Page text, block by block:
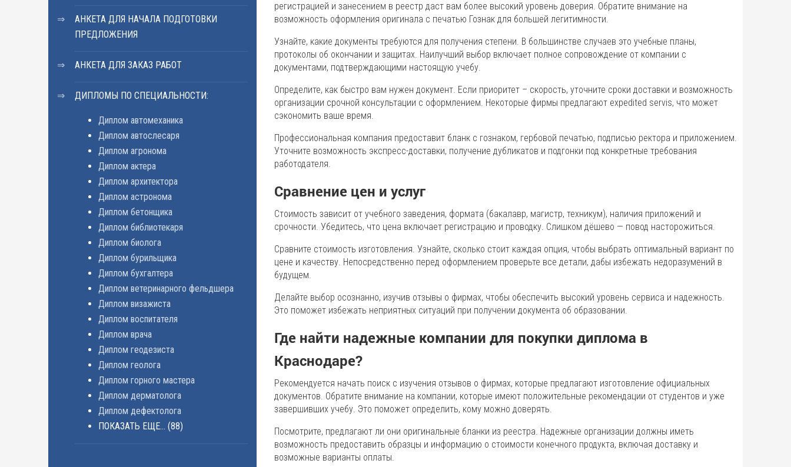
АНКЕТА ДЛЯ НАЧАЛА ПОДГОТОВКИ
ПРЕДЛОЖЕНИЯ
АНКЕТА ДЛЯ ЗАКАЗ РАБОТ
ДИПЛОМЫ ПО СПЕЦИАЛЬНОСТИ:
Диплом автомеханика
Диплом автослесаря
Диплом агронома
Диплом актера
Диплом архитектора
Диплом астронома
Диплом бетонщика
Диплом библиотекаря
Диплом биолога
Диплом бурильщика
Диплом бухгалтера
Диплом ветеринарного фельдшера
Диплом визажиста
Диплом воспитателя
Диплом врача
Диплом геодезиста
Диплом геолога
Диплом горного мастера
Диплом дерматолога
Диплом дефектолога
ПОКАЗАТЬ ЕЩЕ... (88)
регистрацией и занесением в реестр даст вам более высокий уровень доверия. Обратите внимание на
возможность оформления оригинала с печатью Гознак для большей легитимности.
Узнайте, какие документы требуются для получения степени. В большинстве случаев это учебные планы,
протоколы об окончании и защитах. Наилучший выбор включает полное сопровождение от компании с
документами, подтверждающими настоящую учебу.
Определите, как быстро вам нужен документ. Если приоритет – скорость, уточните сроки доставки и возможность
организации срочной консультации с оформлением. Некоторые фирмы предлагают expedited servis, что может
сэкономить ваше время.
Профессиональная компания предоставит бланк с гознаком, гербовой печатью, подписью ректора и приложением.
Уточните возможность экспресс-доставки, получение дубликатов и подгонки под конкретные требования
работодателя.
Сравнение цен и услуг
Стоимость зависит от учебного заведения, формата (бакалавр, магистр, техникум), наличия приложений и
срочности. Убедитесь, что цена включает регистрацию и проводку. Слишком дёшево — повод насторожиться.
Сравните стоимость изготовления. Узнайте, сколько стоит каждая опция, чтобы выбрать оптимальный вариант по
цене и качеству. Непосредственно перед оформлением проверьте все детали, дабы избежать недоразумений в
будущем.
Делайте выбор осознанно, изучив отзывы о фирмах, чтобы обеспечить высокий уровень сервиса и надежность.
Это поможет избежать неприятных ситуаций при получении документа об образовании.
Где найти надежные компании для покупки диплома в
Краснодаре?
Рекомендуется начать поиск с изучения отзывов о фирмах, которые предлагают изготовление официальных
документов. Обратите внимание на компании, которые имеют положительные рекомендации от студентов и уже
завершивших учебу. Это поможет определить, кому можно доверять.
Посмотрите, предлагают ли они оригинальные бланки из реестра. Надежные организации должны иметь
возможность предоставить образцы и информацию о стоимости конечного продукта, включая доставку и
возможные варианты оплаты.